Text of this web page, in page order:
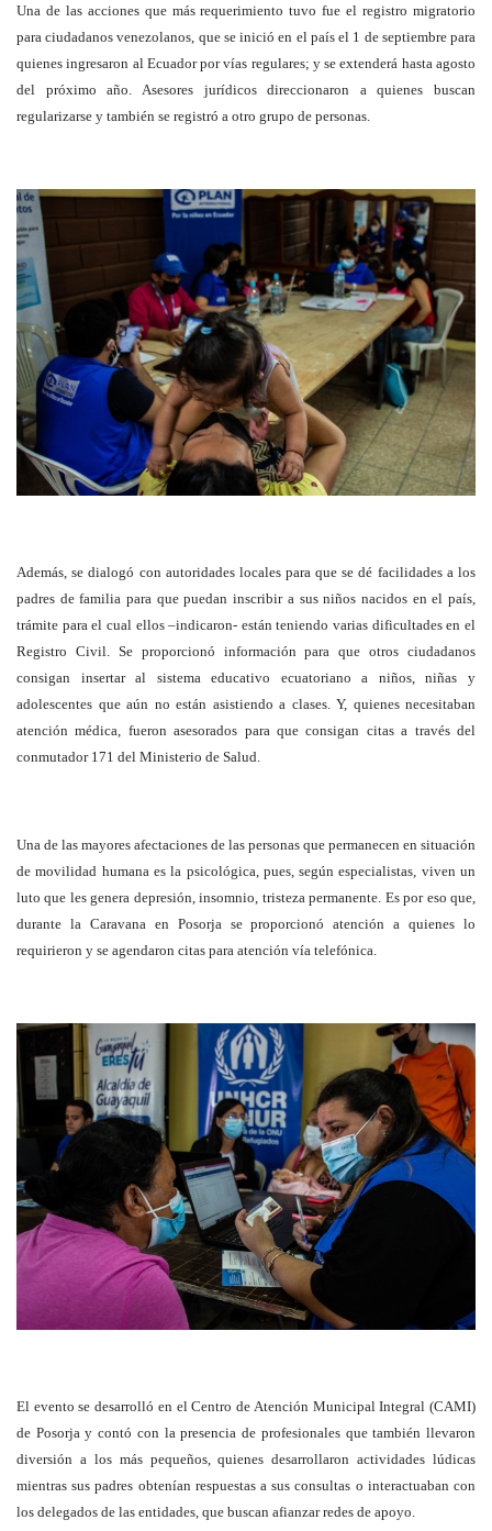
Una de las acciones que más requerimiento tuvo fue el registro migratorio
para ciudadanos venezolanos, que se inició en el país el 1 de septiembre para
quienes ingresaron al Ecuador por vías regulares; y se extenderá hasta agosto
del próximo año. Asesores jurídicos direccionaron a quienes buscan
regularizarse y también se registró a otro grupo de personas.
Además, se dialogó con autoridades locales para que se dé facilidades a los
padres de familia para que puedan inscribir a sus niños nacidos en el país,
trámite para el cual ellos –indicaron- están teniendo varias dificultades en el
Registro Civil. Se proporcionó información para que otros ciudadanos
consigan insertar al sistema educativo ecuatoriano a niños, niñas y
adolescentes que aún no están asistiendo a clases. Y, quienes necesitaban
atención médica, fueron asesorados para que consigan citas a través del
conmutador 171 del Ministerio de Salud.
Una de las mayores afectaciones de las personas que permanecen en situación
de movilidad humana es la psicológica, pues, según especialistas, viven un
luto que les genera depresión, insomnio, tristeza permanente. Es por eso que,
durante la Caravana en Posorja se proporcionó atención a quienes lo
requirieron y se agendaron citas para atención vía telefónica.
El evento se desarrolló en el Centro de Atención Municipal Integral (CAMI)
de Posorja y contó con la presencia de profesionales que también llevaron
diversión a los más pequeños, quienes desarrollaron actividades lúdicas
mientras sus padres obtenían respuestas a sus consultas o interactuaban con
los delegados de las entidades, que buscan afianzar redes de apoyo.